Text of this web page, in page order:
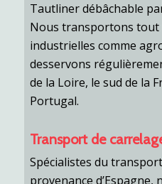
Tautliner débâchable
Nous transportons tout
industrielles comme
desservons
de la Loire, le sud de la
Portugal.
Transport de
Spécialistes du
provenance